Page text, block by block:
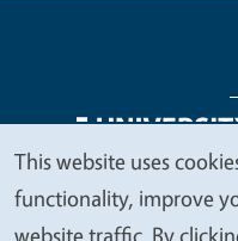
Legal Menu
Copyright
We
value
This website uses
functionality, improve
website traffic. By